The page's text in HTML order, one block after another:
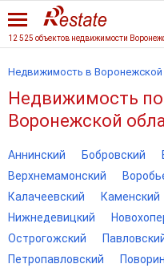
Недвижимость в Воронежской
Недвижимость
Воронежской
Аннинский Бобровский
Верхнемамонский
Калачеевский
Каменский
Нижнедевицкий
Острогожский
Петропавловский